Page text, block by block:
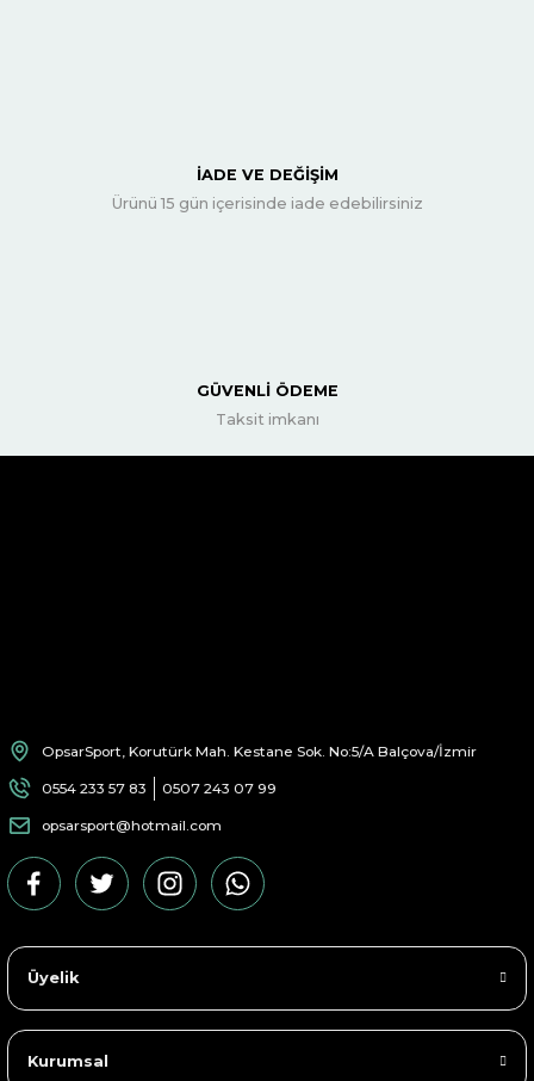
İADE VE DEĞİŞİM
Ürünü 15 gün içerisinde iade edebilirsiniz
GÜVENLİ ÖDEME
Taksit imkanı
OpsarSport, Korutürk Mah. Kestane Sok. No:5/A Balçova/İzmir
0554 233 57 83 0507 243 07 99
opsarsport@hotmail.com
Üyelik
Kurumsal